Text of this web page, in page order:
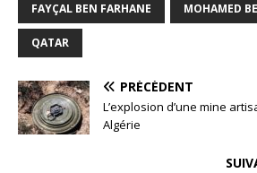
FAYÇAL BEN FARHANE MOHAMED
QATAR
PRÉCÉDENT
L’explosion d’une mine
Algérie